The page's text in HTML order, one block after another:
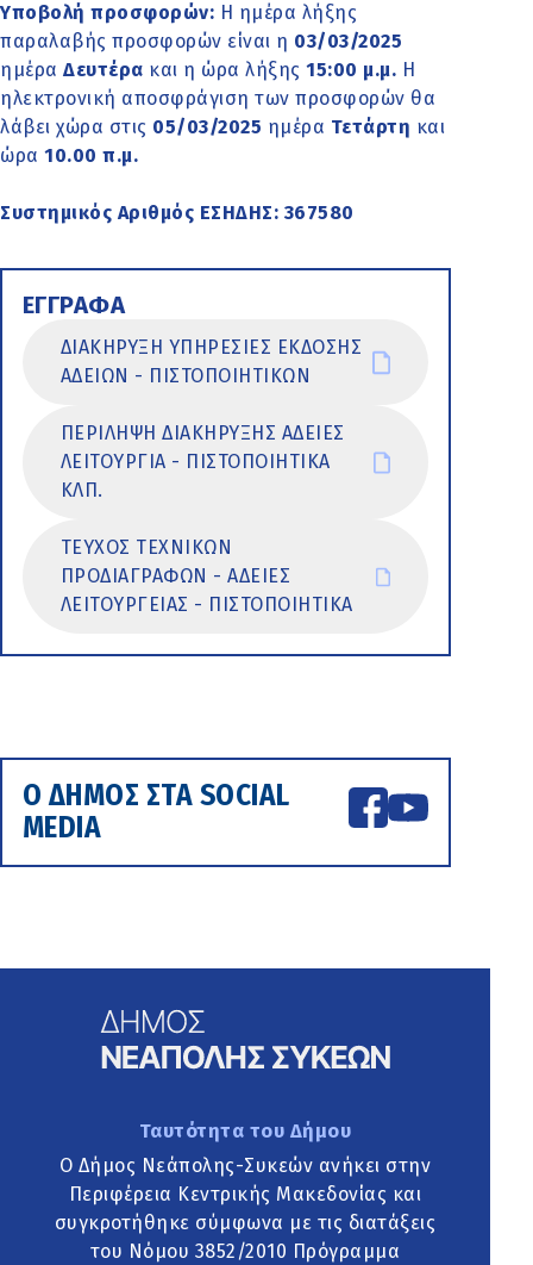
Υποβολή προσφορών: Η ημέρα λήξης
παραλαβής προσφορών είναι η 03/03/2025
ημέρα Δευτέρα και η ώρα λήξης 15:00 μ.μ. Η
ηλεκτρονική αποσφράγιση των προσφορών θα
λάβει χώρα στις 05/03/2025 ημέρα Τετάρτη και
ώρα 10.00 π.μ.
Συστημικός Αριθμός ΕΣΗΔΗΣ: 367580
ΕΓΓΡΑΦΑ
ΔΙΑΚΗΡΥΞΗ ΥΠΗΡΕΣΙΕΣ ΕΚΔΟΣΗΣ
ΑΔΕΙΩΝ - ΠΙΣΤΟΠΟΙΗΤΙΚΩΝ
ΠΕΡΙΛΗΨΗ ΔΙΑΚΗΡΥΞΗΣ ΑΔΕΙΕΣ
ΛΕΙΤΟΥΡΓΙΑ - ΠΙΣΤΟΠΟΙΗΤΙΚΑ
ΚΛΠ.
ΤΕΥΧΟΣ ΤΕΧΝΙΚΩΝ
ΠΡΟΔΙΑΓΡΑΦΩΝ - ΑΔΕΙΕΣ
ΛΕΙΤΟΥΡΓΕΙΑΣ - ΠΙΣΤΟΠΟΙΗΤΙΚΑ
Ο ΔΗΜΟΣ ΣΤΑ SOCIAL
MEDIA
Ταυτότητα του Δήμου
Ο Δήμος Νεάπολης-Συκεών ανήκει στην
Περιφέρεια Κεντρικής Μακεδονίας και
συγκροτήθηκε σύμφωνα με τις διατάξεις
του Νόμου 3852/2010 Πρόγραμμα